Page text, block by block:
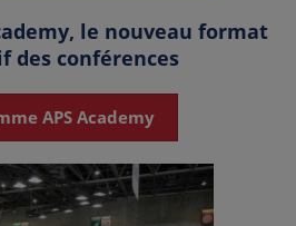
le nouveau format
des conférences
APS Academy